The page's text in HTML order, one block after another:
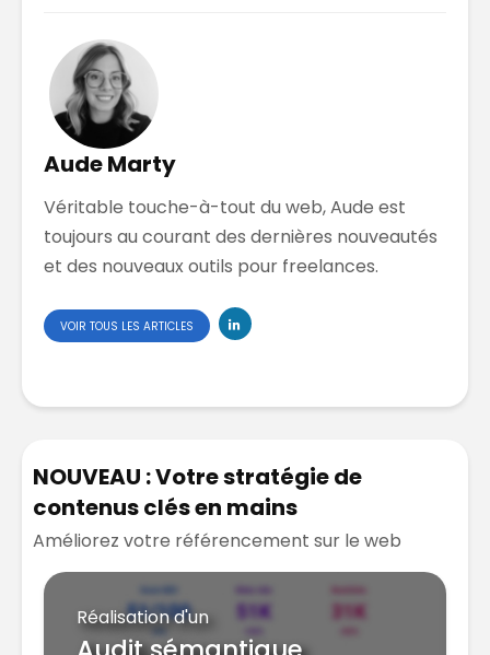
Aude Marty
Véritable touche-à-tout du web, Aude est
toujours au courant des dernières nouveautés
et des nouveaux outils pour freelances.
VOIR TOUS LES ARTICLES
NOUVEAU : Votre stratégie de
contenus clés en mains
Améliorez votre référencement sur le web
Réalisation d'un